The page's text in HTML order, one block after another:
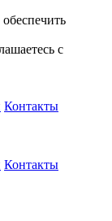
с
Контакты
Контакты